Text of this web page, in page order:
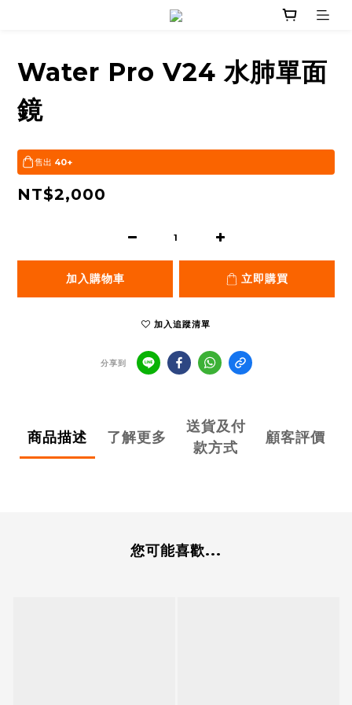
Water Pro V24 水肺單面
鏡
售出 40+
NT$2,000
加入購物車 立即購買
加入追蹤清單
分享到
商品描述 了解更多
送貨及付
款方式
顧客評價
您可能喜歡...